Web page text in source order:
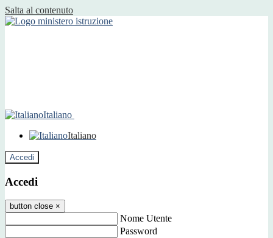
Salta al contenuto
Italiano
Italiano
Accedi
Accedi
button close ×
Nome Utente
Password